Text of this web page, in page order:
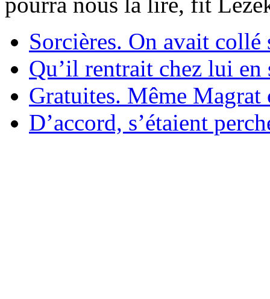
Sorcières. On avait collé
Qu’il rentrait chez lui en
Gratuites. Même Magrat
D’accord, s’étaient